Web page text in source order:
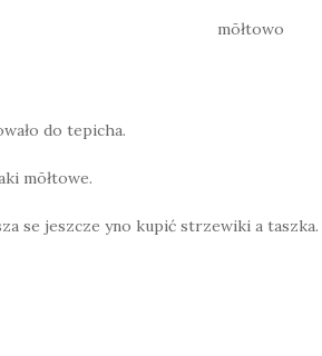
mōłtowo
do tepicha.
mōłtowe.
se jeszcze yno kupić strzewiki a taszka.